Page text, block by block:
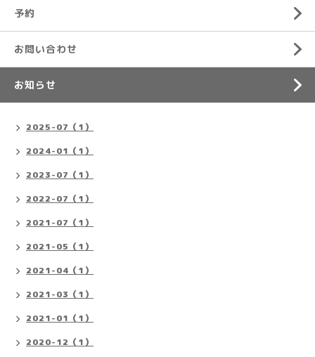
予約
お問い合わせ
お知らせ
2025-07（1）
2024-01（1）
2023-07（1）
2022-07（1）
2021-07（1）
2021-05（1）
2021-04（1）
2021-03（1）
2021-01（1）
2020-12（1）